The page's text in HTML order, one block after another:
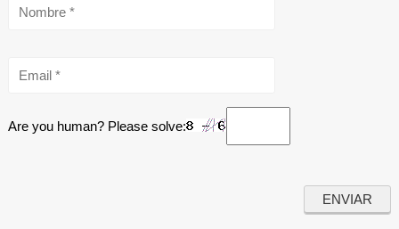
Are you human? Please solve: